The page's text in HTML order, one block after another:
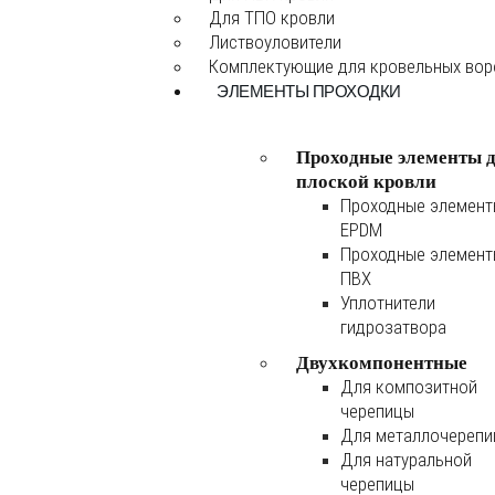
Для ТПО кровли
Листвоуловители
Комплектующие для кровельных
ЭЛЕМЕНТЫ ПРОХОДКИ
Проходные элементы
плоской кровли
Проходные
EPDM
Проходные
ПВХ
Уплотнители
гидрозатвора
Двухкомпонентные
Для композитной
черепицы
Для
Для натуральной
черепицы